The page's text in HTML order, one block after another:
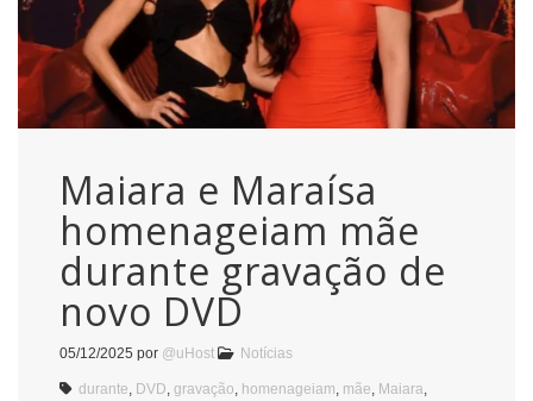
Maiara e Maraísa
homenageiam mãe
durante gravação de
novo DVD
05/12/2025 por @uHost Notícias
durante DVD gravação homenageiam mãe Maiara